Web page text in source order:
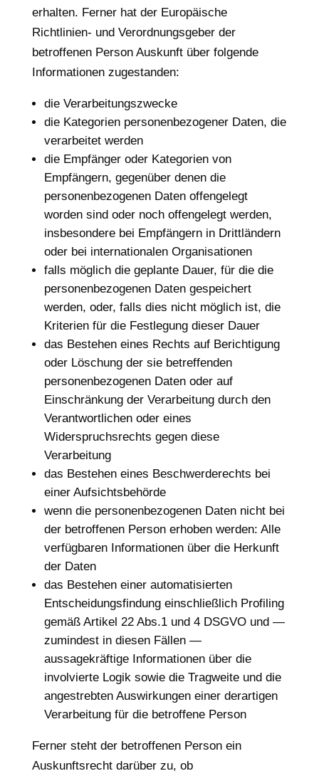
erhalten. Ferner hat der Europäische
Richtlinien- und Verordnungsgeber der
betroffenen Person Auskunft über folgende
Informationen zugestanden:
die Verarbeitungszwecke
die Kategorien personenbezogener Daten, die
verarbeitet werden
die Empfänger oder Kategorien von
Empfängern, gegenüber denen die
personenbezogenen Daten offengelegt
worden sind oder noch offengelegt werden,
insbesondere bei Empfängern in Drittländern
oder bei internationalen Organisationen
falls möglich die geplante Dauer, für die die
personenbezogenen Daten gespeichert
werden, oder, falls dies nicht möglich ist, die
Kriterien für die Festlegung dieser Dauer
das Bestehen eines Rechts auf Berichtigung
oder Löschung der sie betreffenden
personenbezogenen Daten oder auf
Einschränkung der Verarbeitung durch den
Verantwortlichen oder eines
Widerspruchsrechts gegen diese
Verarbeitung
das Bestehen eines Beschwerderechts bei
einer Aufsichtsbehörde
wenn die personenbezogenen Daten nicht bei
der betroffenen Person erhoben werden: Alle
verfügbaren Informationen über die Herkunft
der Daten
das Bestehen einer automatisierten
Entscheidungsfindung einschließlich Profiling
gemäß Artikel 22 Abs.1 und 4 DSGVO und —
zumindest in diesen Fällen —
aussagekräftige Informationen über die
involvierte Logik sowie die Tragweite und die
angestrebten Auswirkungen einer derartigen
Verarbeitung für die betroffene Person
Ferner steht der betroffenen Person ein
Auskunftsrecht darüber zu, ob